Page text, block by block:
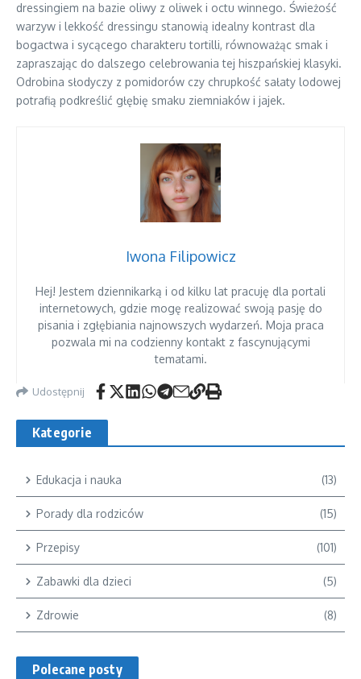
dressingiem na bazie oliwy z oliwek i octu winnego. Świeżość
warzyw i lekkość dressingu stanowią idealny kontrast dla
bogactwa i sycącego charakteru tortilli, równoważąc smak i
zapraszając do dalszego celebrowania tej hiszpańskiej klasyki.
Odrobina słodyczy z pomidorów czy chrupkość sałaty lodowej
potrafią podkreślić głębię smaku ziemniaków i jajek.
Iwona Filipowicz
Hej! Jestem dziennikarką i od kilku lat pracuję dla portali
internetowych, gdzie mogę realizować swoją pasję do
pisania i zgłębiania najnowszych wydarzeń. Moja praca
pozwala mi na codzienny kontakt z fascynującymi
tematami.
Udostępnij
Kategorie
Edukacja i nauka (13)
Porady dla rodziców (15)
Przepisy (101)
Zabawki dla dzieci (5)
Zdrowie (8)
Polecane posty